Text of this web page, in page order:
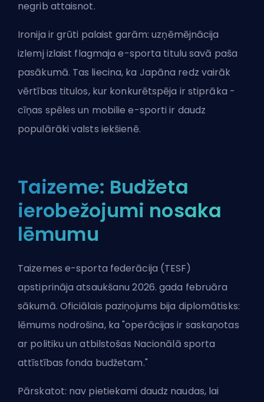
negrib attaisnot.
Ironija ir grūti palaist garām: uzņēmējnācija
izlemj izlaist flagmaja e-sporta titulu savā paša
pasākumā. Tas liecina, ka Japāna redz vairāk
vērtības titulos, kur konkurētspēja ir stiprāka -
cīņas spēles un mobilie e-sporti ir daudz
populārāki valsts iekšienē.
Taizeme: Budžeta
ierobežojumi nosaka
lēmumu
Taizemes e-sporta federācija (TESF)
apstiprināja atsaukšanu 2026. gada februāra
sākumā. Oficiālais paziņojums bija diplomātisks:
lēmums nodrošina, ka "operācijas ir saskaņotas
ar politiku un atbilstošas Nacionālā sporta
attīstības fonda budžetam."
Pārskatot: nav pietiekami daudz naudas, lai